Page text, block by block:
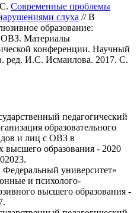
Современные проблемы
слуха // В
образование:
ОВЗ. Материалы
конференции. Научный
ред. И.С. Исмаилова. 2017. С.
педагогический
образовательного
и лиц с ОВЗ в
высшего образования - 2020
университет»
и психолого-
высшего образования -